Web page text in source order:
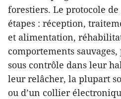
forestiers. Le protocole
étapes : réception,
et alimentation,
comportements
sous contrôle dans leur
leur relâcher, la plupart
ou d’un collier